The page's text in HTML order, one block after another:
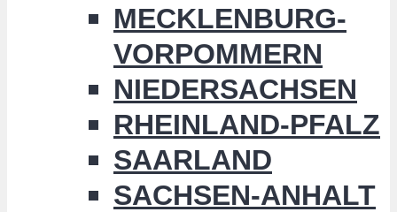
MECKLENBURG-
VORPOMMERN
NIEDERSACHSEN
RHEINLAND-PFALZ
SAARLAND
SACHSEN-ANHALT